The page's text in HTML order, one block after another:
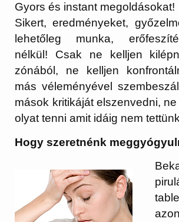
Gyors és instant megoldásokat!
Sikert, eredményeket,
lehetőleg munka,
nélkül! Csak ne kelljen
zónából, ne kelljen
más véleményével
mások kritikáját elszenvedni,
olyat tenni amit idáig nem
Hogy szeretnénk